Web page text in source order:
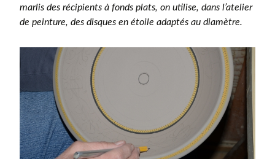
marlis des récipients à fonds plats, on utilise, dans l’atelier
de peinture, des disques en étoile adaptés au diamètre.